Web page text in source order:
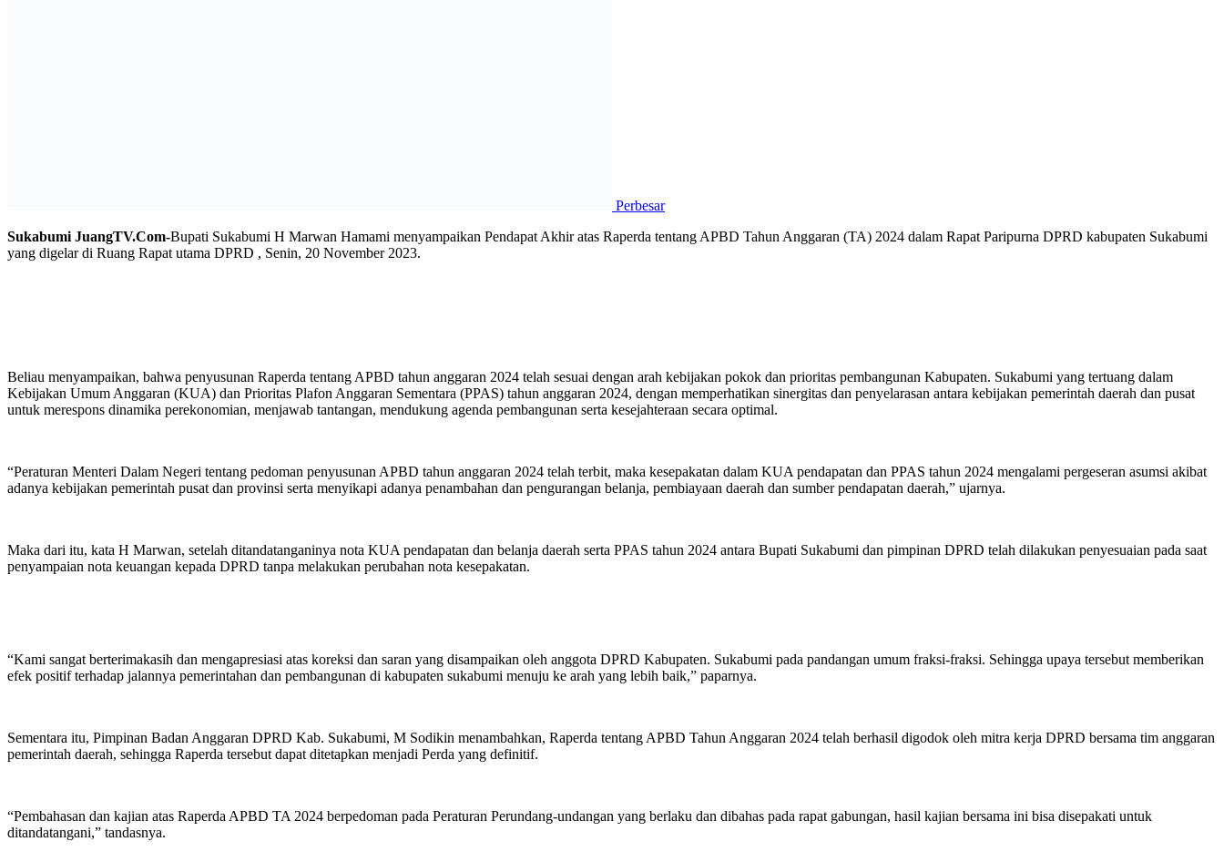
Perbesar
Sukabumi JuangTV.Com-Bupati Sukabumi H Marwan Hamami menyampaikan Pendapat Akhir atas Raperda tentang APBD Tahun Anggaran (TA) 2024 dalam Rapat Paripurna DPRD kabupaten Sukabumi
yang digelar di Ruang Rapat utama DPRD , Senin, 20 November 2023.
Beliau menyampaikan, bahwa penyusunan Raperda tentang APBD tahun anggaran 2024 telah sesuai dengan arah kebijakan pokok dan prioritas pembangunan Kabupaten. Sukabumi yang tertuang dalam
Kebijakan Umum Anggaran (KUA) dan Prioritas Plafon Anggaran Sementara (PPAS) tahun anggaran 2024, dengan memperhatikan sinergitas dan penyelarasan antara kebijakan pemerintah daerah dan pusat
untuk merespons dinamika perekonomian, menjawab tantangan, mendukung agenda pembangunan serta kesejahteraan secara optimal.
“Peraturan Menteri Dalam Negeri tentang pedoman penyusunan APBD tahun anggaran 2024 telah terbit, maka kesepakatan dalam KUA pendapatan dan PPAS tahun 2024 mengalami pergeseran asumsi akibat
adanya kebijakan pemerintah pusat dan provinsi serta menyikapi adanya penambahan dan pengurangan belanja, pembiayaan daerah dan sumber pendapatan daerah,” ujarnya.
Maka dari itu, kata H Marwan, setelah ditandatanganinya nota KUA pendapatan dan belanja daerah serta PPAS tahun 2024 antara Bupati Sukabumi dan pimpinan DPRD telah dilakukan penyesuaian pada saat
penyampaian nota keuangan kepada DPRD tanpa melakukan perubahan nota kesepakatan.
“Kami sangat berterimakasih dan mengapresiasi atas koreksi dan saran yang disampaikan oleh anggota DPRD Kabupaten. Sukabumi pada pandangan umum fraksi-fraksi. Sehingga upaya tersebut memberikan
efek positif terhadap jalannya pemerintahan dan pembangunan di kabupaten sukabumi menuju ke arah yang lebih baik,” paparnya.
Sementara itu, Pimpinan Badan Anggaran DPRD Kab. Sukabumi, M Sodikin menambahkan, Raperda tentang APBD Tahun Anggaran 2024 telah berhasil digodok oleh mitra kerja DPRD bersama tim anggaran
pemerintah daerah, sehingga Raperda tersebut dapat ditetapkan menjadi Perda yang definitif.
“Pembahasan dan kajian atas Raperda APBD TA 2024 berpedoman pada Peraturan Perundang-undangan yang berlaku dan dibahas pada rapat gabungan, hasil kajian bersama ini bisa disepakati untuk
ditandatangani,” tandasnya.